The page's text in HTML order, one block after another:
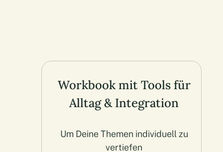
Workbook mit Tools für
Alltag & Integration
Um Deine Themen individuell zu
vertiefen